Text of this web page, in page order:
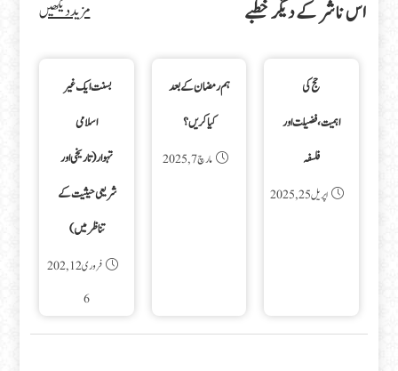
اس ناشر کے دیگر خطبے مزید دیکھیں
حج کی
اہمیت،فضیلت اور
فلسفہ
اپریل 25, 2025
ہم رمضان کے بعد
کیا کریں؟
مارچ 7, 2025
بسنت ایک غیر
اسلامی
تہوار(تاریخی اور
شریعی حیثیت کے
تناظرمیں)
فروری 12, 202
6